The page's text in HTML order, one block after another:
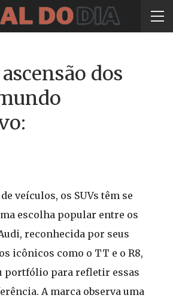
dos
veículos, os SUVs têm se
escolha popular entre os
reconhecida por seus
icônicos como o TT e o R8,
portfólio para refletir essas
A marca observa uma